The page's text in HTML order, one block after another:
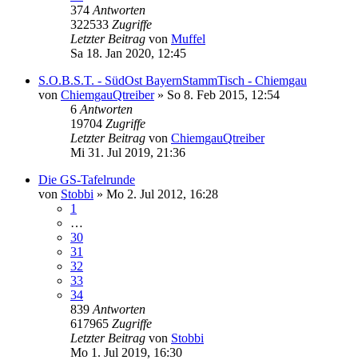
374 Antworten
322533 Zugriffe
Letzter Beitrag von Muffel
Sa 18. Jan 2020, 12:45
S.O.B.S.T. - SüdOst BayernStammTisch - Chiemgau
von ChiemgauQtreiber» So 8. Feb 2015, 12:54
6 Antworten
19704 Zugriffe
Letzter Beitrag von ChiemgauQtreiber
Mi 31. Jul 2019, 21:36
Die GS-Tafelrunde
von Stobbi » Mo 2. Jul 2012, 16:28
1
…
30
31
32
33
34
839 Antworten
617965 Zugriffe
Letzter Beitrag von Stobbi
Mo 1. Jul 2019, 16:30